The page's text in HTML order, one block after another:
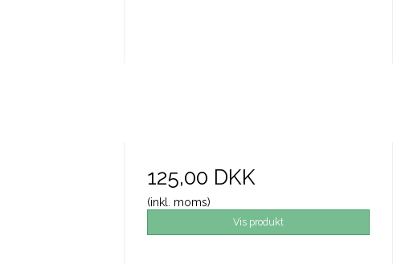
125,00 DKK
(inkl. moms)
Vis produkt